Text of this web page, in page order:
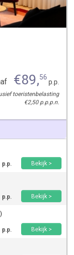
€89,56p.p.
toeristenbelasting
€2,50 p.p.p.n.
p.p.
Bekijk >
p.p.
Bekijk >
p.p.
Bekijk >